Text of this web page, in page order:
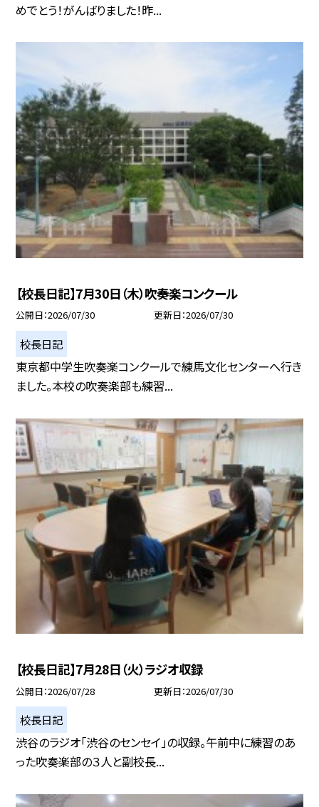
めでとう！がんばりました！昨...
【校長日記】7月30日（木）吹奏楽コンクール
公開日 2026/07/30 更新日 2026/07/30
校長日記
東京都中学生吹奏楽コンクールで練馬文化センターへ行き
ました。本校の吹奏楽部も練習...
【校長日記】7月28日（火）ラジオ収録
公開日 2026/07/28 更新日 2026/07/30
校長日記
渋谷のラジオ「渋谷のセンセイ」の収録。午前中に練習のあ
った吹奏楽部の３人と副校長...